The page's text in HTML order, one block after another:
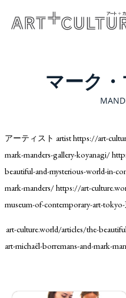
マーク
アーティスト artist https://art-
mark-manders-gallery-koyanagi/
beautiful-and-mysterious-world-in-
mark-manders/ https://art-
museum-of-contemporary-art-
art-culture.world/articles/the-
art-michaël-borremans-and-mark-